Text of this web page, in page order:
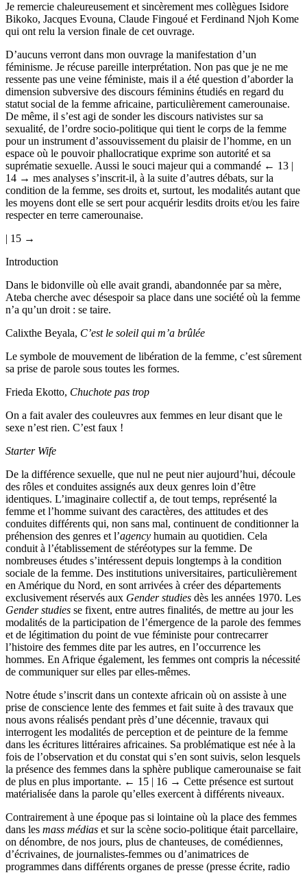
Je remercie chaleureusement et sincèrement mes collègues Isidore
Bikoko, Jacques Evouna, Claude Fingoué et Ferdinand Njoh Kome
qui ont relu la version finale de cet ouvrage.
D’aucuns verront dans mon ouvrage la manifestation d’un
féminisme. Je récuse pareille interprétation. Non pas que je ne me
ressente pas une veine féministe, mais il a été question d’aborder la
dimension subversive des discours féminins étudiés en regard du
statut social de la femme africaine, particulièrement camerounaise.
De même, il s’est agi de sonder les discours nativistes sur sa
sexualité, de l’ordre socio-politique qui tient le corps de la femme
pour un instrument d’assouvissement du plaisir de l’homme, en un
espace où le pouvoir phallocratique exprime son autorité et sa
suprématie sexuelle. Aussi le souci majeur qui a commandé ← 13 |
14 → mes analyses s’inscrit-il, à la suite d’autres débats, sur la
condition de la femme, ses droits et, surtout, les modalités autant que
les moyens dont elle se sert pour acquérir lesdits droits et/ou les faire
respecter en terre camerounaise.
| 15 →
Introduction
Dans le bidonville où elle avait grandi, abandonnée par sa mère,
Ateba cherche avec désespoir sa place dans une société où la femme
n’a qu’un droit : se taire.
Calixthe Beyala, C’est le soleil qui m’a brûlée
Le symbole de mouvement de libération de la femme, c’est sûrement
sa prise de parole sous toutes les formes.
Frieda Ekotto, Chuchote pas trop
On a fait avaler des couleuvres aux femmes en leur disant que le
sexe n’est rien. C’est faux !
Starter Wife
De la différence sexuelle, que nul ne peut nier aujourd’hui, découle
des rôles et conduites assignés aux deux genres loin d’être
identiques. L’imaginaire collectif a, de tout temps, représenté la
femme et l’homme suivant des caractères, des attitudes et des
conduites différents qui, non sans mal, continuent de conditionner la
préhension des genres et l’agency humain au quotidien. Cela
conduit à l’établissement de stéréotypes sur la femme. De
nombreuses études s’intéressent depuis longtemps à la condition
sociale de la femme. Des institutions universitaires, particulièrement
en Amérique du Nord, en sont arrivées à créer des départements
exclusivement réservés aux Gender studies dès les années 1970. Les
Gender studies se fixent, entre autres finalités, de mettre au jour les
modalités de la participation de l’émergence de la parole des femmes
et de légitimation du point de vue féministe pour contrecarrer
l’histoire des femmes dite par les autres, en l’occurrence les
hommes. En Afrique également, les femmes ont compris la nécessité
de communiquer sur elles par elles-mêmes.
Notre étude s’inscrit dans un contexte africain où on assiste à une
prise de conscience lente des femmes et fait suite à des travaux que
nous avons réalisés pendant près d’une décennie, travaux qui
interrogent les modalités de perception et de peinture de la femme
dans les écritures littéraires africaines. Sa problématique est née à la
fois de l’observation et du constat qui s’en sont suivis, selon lesquels
la présence des femmes dans la sphère publique camerounaise se fait
de plus en plus importante. ← 15 | 16 → Cette présence est surtout
matérialisée dans la parole qu’elles exercent à différents niveaux.
Contrairement à une époque pas si lointaine où la place des femmes
dans les mass médias et sur la scène socio-politique était parcellaire,
on dénombre, de nos jours, plus de chanteuses, de comédiennes,
d’écrivaines, de journalistes-femmes ou d’animatrices de
programmes dans différents organes de presse (presse écrite, radio